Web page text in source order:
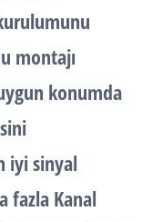
montajı
konumda
iyi sinyal
fazla Kanal